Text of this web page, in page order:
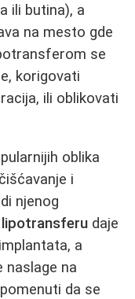
ili butina), a
na mesto gde
se
korigovati
ili oblikovati
oblika
i
njenog
lipotransferu daje
a
naslage na
da se